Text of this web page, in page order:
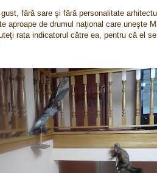
fără sare şi fără personalitate
aproape de drumul naţional care uneşte
rata indicatorul către ea, pentru că el